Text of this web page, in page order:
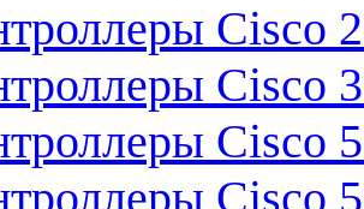
Cisco
Cisco
Cisco
Cisco